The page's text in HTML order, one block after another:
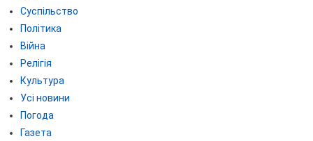
Суспільство
Політика
Війна
Релігія
Культура
Усі новини
Погода
Газета